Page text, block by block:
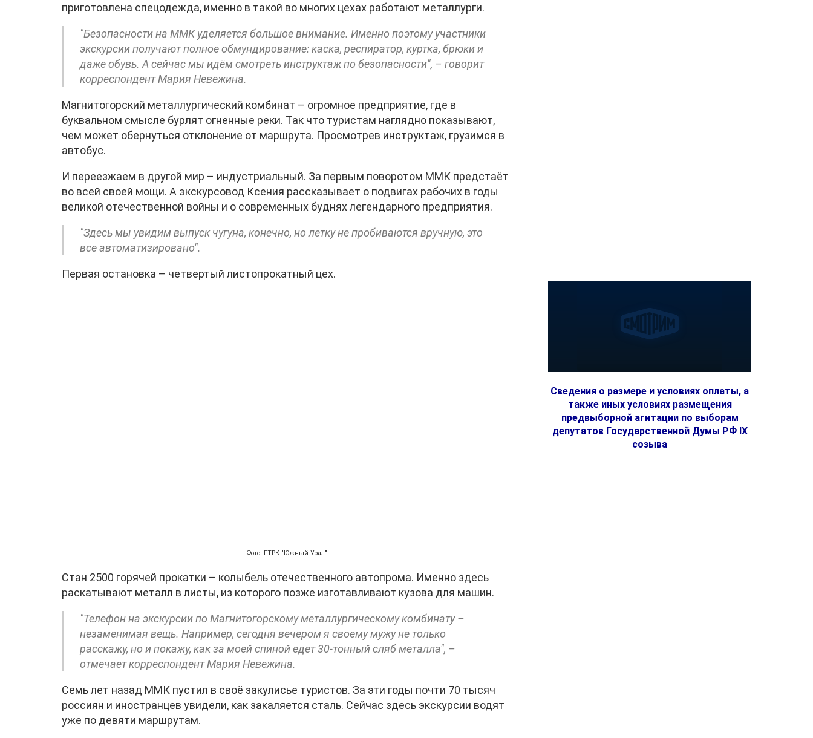
приготовлена спецодежда, именно в такой во многих цехах работают металлурги.
"Безопасности на ММК уделяется большое внимание. Именно поэтому участники
экскурсии получают полное обмундирование: каска, респиратор, куртка, брюки и
даже обувь. А сейчас мы идём смотреть инструктаж по безопасности", – говорит
корреспондент Мария Невежина.
Магнитогорский металлургический комбинат – огромное предприятие, где в
буквальном смысле бурлят огненные реки. Так что туристам наглядно показывают,
чем может обернуться отклонение от маршрута. Просмотрев инструктаж, грузимся в
автобус.
И переезжаем в другой мир – индустриальный. За первым поворотом ММК предстаёт
во всей своей мощи. А экскурсовод Ксения рассказывает о подвигах рабочих в годы
великой отечественной войны и о современных буднях легендарного предприятия.
"Здесь мы увидим выпуск чугуна, конечно, но летку не пробиваются вручную, это
все автоматизировано".
Первая остановка – четвертый листопрокатный цех.
Фото: ГТРК "Южный Урал"
Стан 2500 горячей прокатки – колыбель отечественного автопрома. Именно здесь
раскатывают металл в листы, из которого позже изготавливают кузова для машин.
"Телефон на экскурсии по Магнитогорскому металлургическому комбинату –
незаменимая вещь. Например, сегодня вечером я своему мужу не только
расскажу, но и покажу, как за моей спиной едет 30-тонный сляб металла", –
отмечает корреспондент Мария Невежина.
Семь лет назад ММК пустил в своё закулисье туристов. За эти годы почти 70 тысяч
россиян и иностранцев увидели, как закаляется сталь. Сейчас здесь экскурсии водят
уже по девяти маршрутам.
Сведения о размере и условиях оплаты, а
также иных условиях размещения
предвыборной агитации по выборам
депутатов Государственной Думы РФ IX
созыва